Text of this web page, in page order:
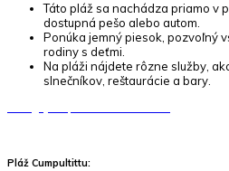
Táto pláž sa nachádza priamo v
dostupná pešo alebo autom.
Ponúka jemný piesok, pozvoľný
rodiny s deťmi.
Na pláži nájdete rôzne služby,
slnečníkov, reštaurácie a bary.
Pláž Cumpultittu: